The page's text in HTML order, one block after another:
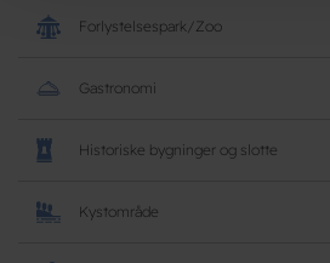
Forlystelsespark/Zoo
Gastronomi
Historiske bygninger og slotte
Kystområde